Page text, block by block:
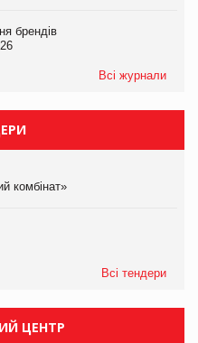
брендів
Всі журнали
комбінат»
Всі тендери
ЦЕНТР